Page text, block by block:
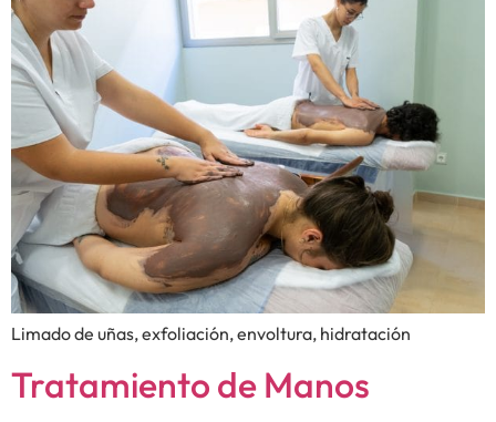
Limado de uñas, exfoliación, envoltura, hidratación
Tratamiento de Manos